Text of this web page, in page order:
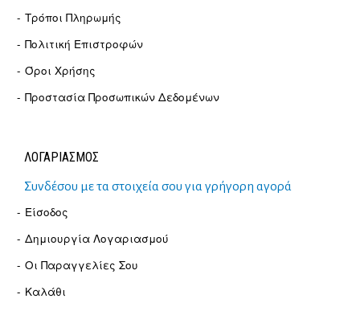
Τρόποι Πληρωμής
Πολιτική Επιστροφών
Όροι Χρήσης
Προστασία Προσωπικών Δεδομένων
ΛΟΓΑΡΙΑΣΜΟΣ
Συνδέσου με τα στοιχεία σου για γρήγορη αγορά
Είσοδος
Δημιουργία Λογαριασμού
Οι Παραγγελίες Σου
Καλάθι